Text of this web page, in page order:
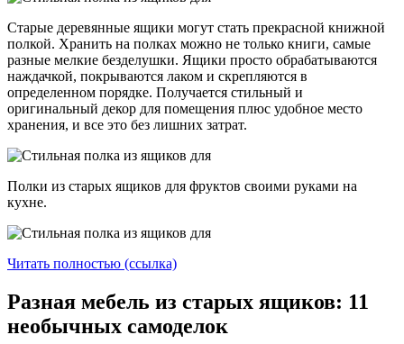
Старые деревянные ящики могут стать прекрасной книжной
полкой. Хранить на полках можно не только книги, самые
разные мелкие безделушки. Ящики просто обрабатываются
наждачкой, покрываются лаком и скрепляются в
определенном порядке. Получается стильный и
оригинальный декор для помещения плюс удобное место
хранения, и все это без лишних затрат.
Полки из старых ящиков для фруктов своими руками на
кухне.
Читать полностью (ссылка)
Разная мебель из старых ящиков: 11
необычных самоделок